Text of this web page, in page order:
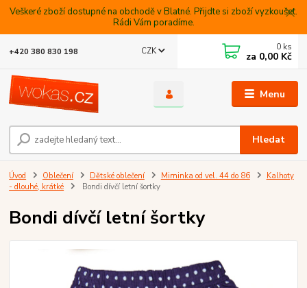
Veškeré zboží dostupné na obchodě v Blatné. Přijdte si zboží vyzkoušet.
Rádi Vám poradíme.
Menu
CZK
Hledat
+420 380 830 198 0 ks
za 0,00 Kč
Úvod Oblečení Dětské oblečení Miminka od vel. 44 do 86
Kalhoty
- dlouhé, krátké
Bondi dívčí letní šortky
Bondi dívčí letní šortky